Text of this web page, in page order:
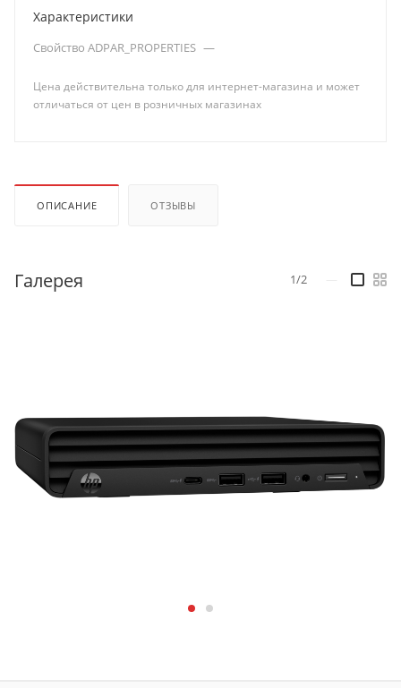
Характеристики
Свойство ADPAR_PROPERTIES —
Цена действительна только для интернет-магазина и может
отличаться от цен в розничных магазинах
ОПИСАНИЕ ОТЗЫВЫ
Галерея 1/2